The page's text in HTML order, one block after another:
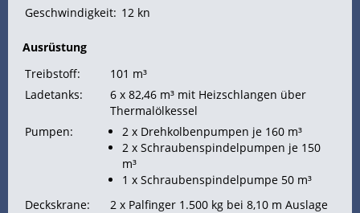
Geschwindigkeit: 12 kn
Ausrüstung
Treibstoff:
101 m³
Ladetanks:
6 x 82,46 m³ mit Heizschlangen über
Thermalölkessel
Pumpen:
2 x Drehkolbenpumpen je 160 m³
2 x Schraubenspindelpumpen je 150
m³
1 x Schraubenspindelpumpe 50 m³
Deckskrane:
2 x Palfinger 1.500 kg bei 8,10 m Auslage